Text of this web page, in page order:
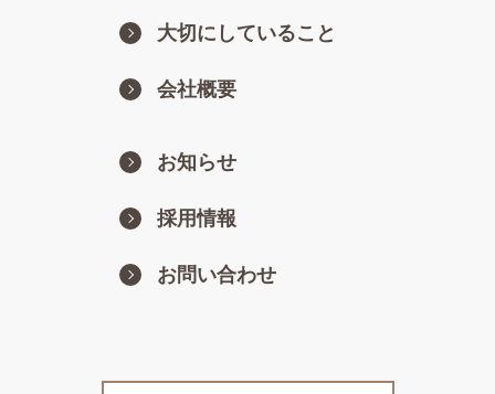
大切にしていること
会社概要
お知らせ
採用情報
お問い合わせ